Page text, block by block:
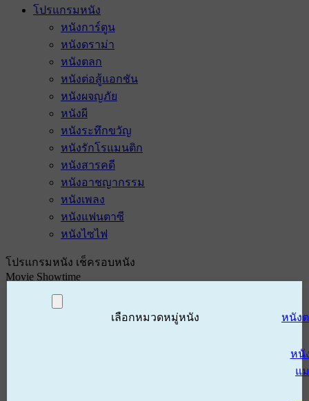
โปรแกรมหนัง
หนังการ์ตูน
หนังดราม่า
หนังตลก
หนังต่อสู้แอกชัน
หนังผจญภัย
หนังผี
หนังระทึกขวัญ
หนังรักโรแมนติก
หนังสารคดี
หนังอาชญากรรม
หนังเพลง
หนังแฟนตาซี
หนังไซไฟ
โปรแกรมหนัง เช็ครอบหนัง
Movie Showtime
เลือกหมวดหมู่หนัง หนัง
หนั
แ